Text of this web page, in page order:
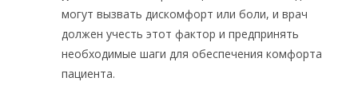
могут вызвать дискомфорт или боли, и врач
должен учесть этот фактор и предпринять
необходимые шаги для обеспечения комфорта
пациента.